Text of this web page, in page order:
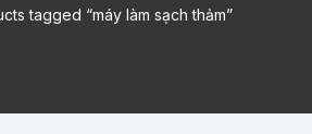
tagged “máy làm sạch thảm”